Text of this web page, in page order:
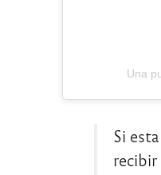
Una
Si
recibir